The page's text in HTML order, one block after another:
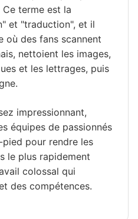
terme est la
et "traduction", et il
où des fans scannent
nettoient les images,
et les lettrages, puis
impressionnant,
équipes de passionnés
pour rendre les
le plus rapidement
colossal qui
des compétences.